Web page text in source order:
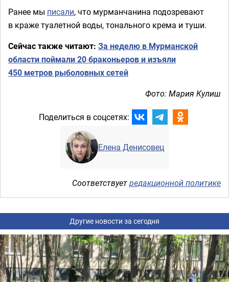
Ранее мы писали, что мурманчанина подозревают
в краже туалетной воды, тонального крема и туши.
Сейчас также читают: За неделю в Мурманской
области поймали 20 браконьеров и изъяли
450 метров рыболовных сетей
Фото: Мария Кулиш
Поделиться в соцсетях:
Елена Денисовец
Соответствуетредакционной политике
Другие новости за сегодня